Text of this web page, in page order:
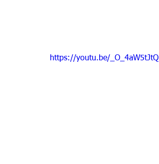
https://youtu.be/_O_4aW5tJtQ